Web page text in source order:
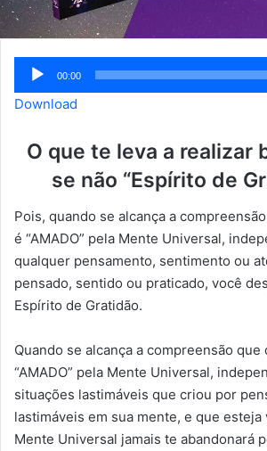
Tocador
de
áudio
00:00
Download
O que te leva a realizar
se não “Espírito de
Pois, quando se alcança a
é “AMADO” pela Mente Universal,
qualquer pensamento, sentimento ou
pensado, sentido ou praticado, você
Espírito de Gratidão.
Quando se alcança a compreensão que
“AMADO” pela Mente Universal,
situações lastimáveis que criou por
lastimáveis em sua mente, e que
Mente Universal jamais te abandonará